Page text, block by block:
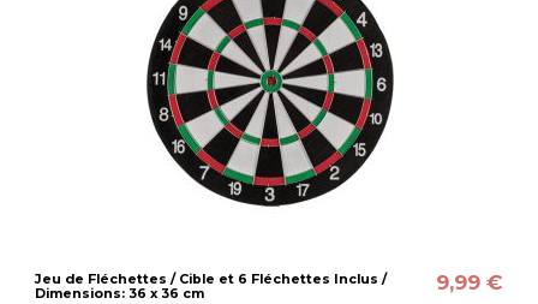
Jeu de Fléchettes / Cible et 6 Fléchettes Inclus /
Dimensions: 36 x 36 cm
9,99 €